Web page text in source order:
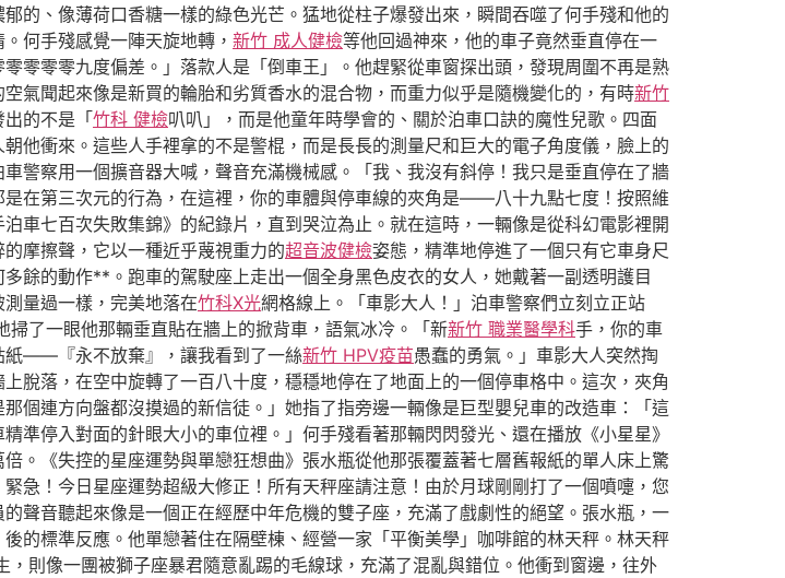
的、像薄荷口香糖一樣的綠色光芒。猛地從柱子爆發出來，瞬間吞噬了何手殘和他的
何手殘感覺一陣天旋地轉， 新竹 成人健檢等他回過神來，他的車子竟然垂直停在一
零零九度偏差。」落款人是「倒車王」。他趕緊從車窗探出頭，發現周圍不再是熟
氣聞起來像是新買的輪胎和劣質香水的混合物，而重力似乎是隨機變化的，有時新竹
出的不是「竹科 健檢叭叭」，而是他童年時學會的、關於泊車口訣的魔性兒歌。四面
他衝來。這些人手裡拿的不是警棍，而是長長的測量尺和巨大的電子角度儀，臉上的
警察用一個擴音器大喊，聲音充滿機械感。「我、我沒有斜停！我只是垂直停在了牆
在第三次元的行為，在這裡，你的車體與停車線的夾角是——八十九點七度！按照維
車七百次失敗集錦》的紀錄片，直到哭泣為止。就在這時，一輛像是從科幻電影裡開
摩擦聲，它以一種近乎蔑視重力的超音波健檢姿態，精準地停進了一個只有它車身尺
餘的動作**。跑車的駕駛座上走出一個全身黑色皮衣的女人，她戴著一副透明護目
量過一樣，完美地落在竹科X光網格線上。「車影大人！」泊車警察們立刻立正站
掃了一眼他那輛垂直貼在牆上的掀背車，語氣冰冷。「新新竹 職業醫學科手，你的車
紙——『永不放棄』，讓我看到了一絲新竹 HPV疫苗愚蠢的勇氣。」車影大人突然掏
脫落，在空中旋轉了一百八十度，穩穩地停在了地面上的一個停車格中。這次，夾角
連方向盤都沒摸過的新信徒。」她指了指旁邊一輛像是巨型嬰兒車的改造車：「這
準停入對面的針眼大小的車位裡。」何手殘看著那輛閃閃發光、還在播放《小星星》
。《失控的星座運勢與單戀狂想曲》張水瓶從他那張覆蓋著七層舊報紙的單人床上驚
急！今日星座運勢超級大修正！所有天秤座請注意！由於月球剛剛打了一個噴嚏，您
聲音聽起來像是一個正在經歷中年危機的雙子座，充滿了戲劇性的絕望。張水瓶，一
的標準反應。他單戀著住在隔壁棟、經營一家「平衡美學」咖啡館的林天秤。林天秤
，則像一團被獅子座暴君隨意亂踢的毛線球，充滿了混亂與錯位。他衝到窗邊，往外